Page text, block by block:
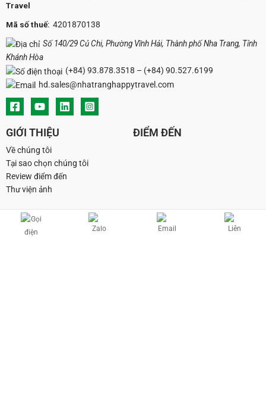
Travel
Mã số thuế: 4201870138
Số 140/29 Củ Chi, Phường Vĩnh Hải, Thành phố Nha Trang, Tỉnh
Khánh Hòa
(+84) 93.878.3518 – (+84) 90.527.6199
hd.sales@nhatranghappytravel.com
GIỚI THIỆU
Về chúng tôi
Tại sao chọn chúng tôi
Review điểm đến
Thư viện ảnh
ĐIỂM ĐẾN
CHUYẾN ĐI
Tuor Đảo & Land Tuor
HỮU ÍCH